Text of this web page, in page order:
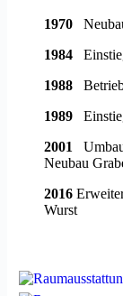
1970
1984
1988
1989
2001
Neubau
2016
Wurst